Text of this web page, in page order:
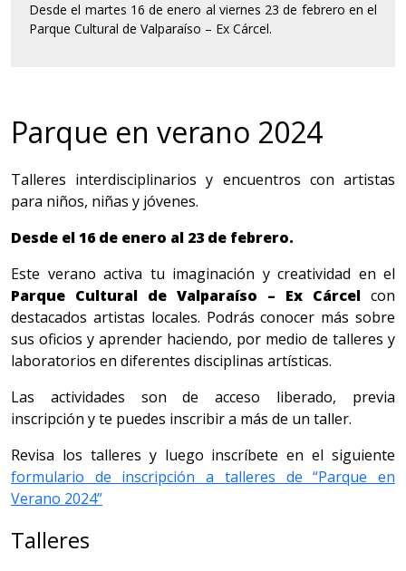
Desde el martes 16 de enero al viernes 23 de febrero en el
Parque Cultural de Valparaíso – Ex Cárcel.
Parque en verano 2024
Talleres interdisciplinarios y encuentros con artistas
para niños, niñas y jóvenes.
Desde el 16 de enero al 23 de febrero.
Este verano activa tu imaginación y creatividad en el
Parque Cultural de Valparaíso – Ex Cárcel con
destacados artistas locales. Podrás conocer más sobre
sus oficios y aprender haciendo, por medio de talleres y
laboratorios en diferentes disciplinas artísticas.
Las actividades son de acceso liberado, previa
inscripción y te puedes inscribir a más de un taller.
Revisa los talleres y luego inscríbete en el siguiente
formulario de inscripción a talleres de “Parque en
Verano 2024”
Talleres